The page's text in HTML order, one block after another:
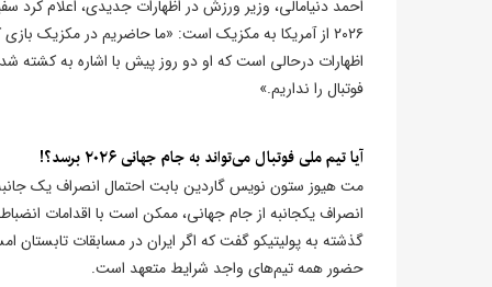
احمد دنیامالی،‌ وزیر ورزش در اظهارات جدیدی، اعلام کرد
۲۰۲۶ از آمریکا به مکزیک است: «ما حاضریم در مکزیک
اظهارات درحالی است که او دو روز پیش با اشاره به کشته
فوتبال را نداریم.»
آیا تیم ملی فوتبال می‌تواند به جام جهانی ۲۰۲۶ برسد؟!
مت هیوز ستون نویس گاردین بابت احتمال انصراف یک
انصراف یکجانبه از جام جهانی، ممکن است با اقدامات
گذشته به پولیتیکو گفت که اگر ایران در مسابقات تابستان
حضور همه تیم‌های واجد شرایط متعهد است.